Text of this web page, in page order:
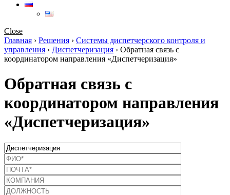
Close
Главная › Решения › Системы диспетчерского контроля и
управления › Диспетчеризация › Обратная связь с
координатором направления «Диспетчеризация»
Обратная связь с
координатором направления
«Диспетчеризация»